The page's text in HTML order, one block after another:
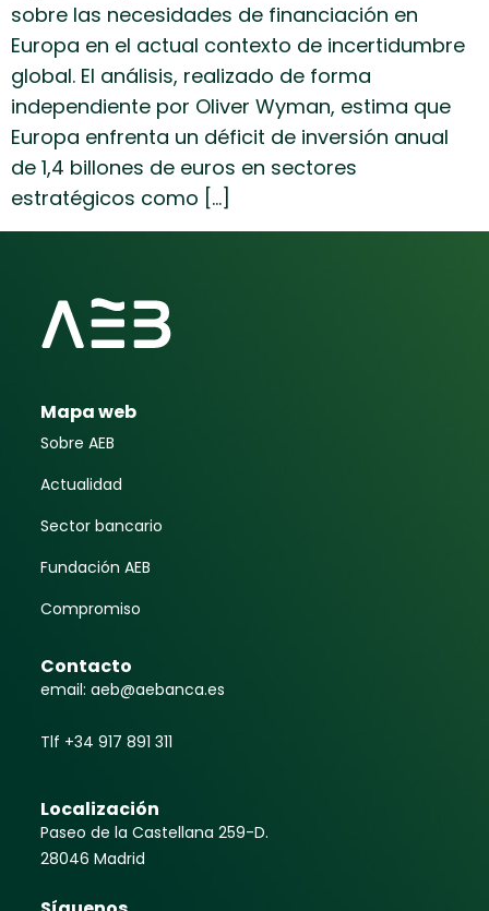
sobre las necesidades de financiación en
Europa en el actual contexto de incertidumbre
global. El análisis, realizado de forma
independiente por Oliver Wyman, estima que
Europa enfrenta un déficit de inversión anual
de 1,4 billones de euros en sectores
estratégicos como […]
Mapa web
Sobre AEB
Actualidad
Sector bancario
Fundación AEB
Compromiso
Contacto
email: aeb@aebanca.es
Tlf +34 917 891 311
Localización
Paseo de la Castellana 259-D.
28046 Madrid